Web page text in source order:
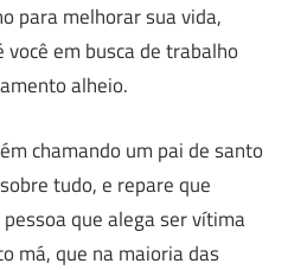
para melhorar sua vida,
em busca de trabalho
alheio.
chamando um pai de santo
tudo, e repare que
que alega ser vítima
má, que na maioria das